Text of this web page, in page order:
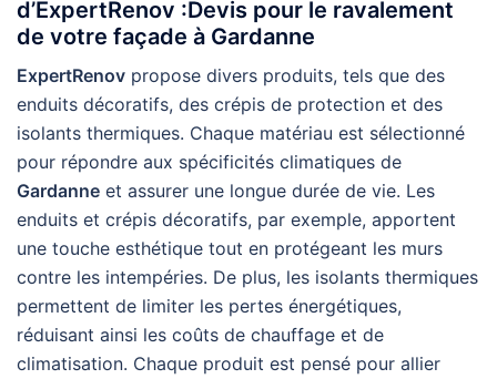
d’ExpertRenov :Devis pour le ravalement
de votre façade à Gardanne
ExpertRenov propose divers produits, tels que des
enduits décoratifs, des crépis de protection et des
isolants thermiques. Chaque matériau est sélectionné
pour répondre aux spécificités climatiques de
Gardanne et assurer une longue durée de vie. Les
enduits et crépis décoratifs, par exemple, apportent
une touche esthétique tout en protégeant les murs
contre les intempéries. De plus, les isolants thermiques
permettent de limiter les pertes énergétiques,
réduisant ainsi les coûts de chauffage et de
climatisation. Chaque produit est pensé pour allier